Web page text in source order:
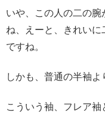
いや、この人の二の
ね、えーと、きれいに
ですね。
しかも、普通の半袖よ
こういう袖、フレア袖